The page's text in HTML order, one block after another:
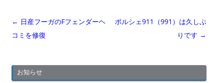
投
稿
ゲ
← 日産フーガのFフェンダーヘ
コミを修復
ポルシェ911（991）は久しぶ
りです →
お知らせ